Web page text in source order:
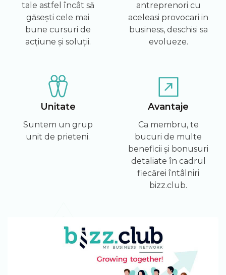
tale astfel încât să
găsești cele mai
bune cursuri de
acțiune și soluții.
antreprenori cu
aceleasi provocari in
business, deschisi sa
evolueze.
Unitate
Suntem un grup
unit de prieteni.
Avantaje
Ca membru, te
bucuri de multe
beneficii și bonusuri
detaliate în cadrul
fiecărei întâlniri
bizz.club.